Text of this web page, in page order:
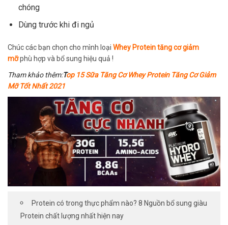
chóng
Dùng trước khi đi ngủ
Chúc các bạn chọn cho mình loại Whey Protein tăng cơ giảm
mỡphù hợp và bổ sung hiệu quả !
Tham khảo thêm:Top 15 Sữa Tăng Cơ Whey Protein Tăng Cơ Giảm
Mỡ Tốt Nhất 2021
Protein có trong thực phẩm nào? 8 Nguồn bổ sung giàu
Protein chất lượng nhất hiện nay